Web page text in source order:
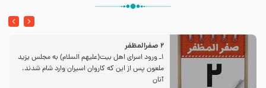
2 صفرالمظفر
1ـ ورود اسراى اهل بیت‌(علیهم السلام) به مجلس یزید
ملعون پس از این كه كاروان اسیران وارد شام شدند،
آنان